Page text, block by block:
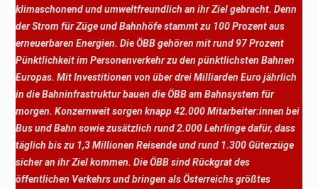
klimaschonend und umweltfreundlich an ihr Ziel gebracht. Denn
der Strom für Züge und Bahnhöfe stammt zu 100 Prozent aus
erneuerbaren Energien. Die ÖBB gehören mit rund 97 Prozent
Pünktlichkeit im Personenverkehr zu den pünktlichsten Bahnen
Europas. Mit Investitionen von über drei Milliarden Euro jährlich
in die Bahninfrastruktur bauen die ÖBB am Bahnsystem für
morgen. Konzernweit sorgen knapp 42.000 Mitarbeiter:innen bei
Bus und Bahn sowie zusätzlich rund 2.000 Lehrlinge dafür, dass
täglich bis zu 1,3 Millionen Reisende und rund 1.300 Güterzüge
sicher an ihr Ziel kommen. Die ÖBB sind Rückgrat des
öffentlichen Verkehrs und bringen als Österreichs größtes